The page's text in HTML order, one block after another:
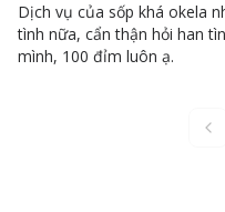
Dịch vụ của sốp khá okela
tình nữa, cẩn thận hỏi han
mình, 100 đỉm luôn ạ.